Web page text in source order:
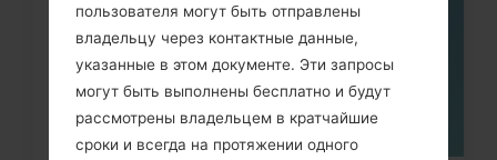
пользователя могут быть отправлены
владельцу через контактные данные,
указанные в этом документе. Эти запросы
могут быть выполнены бесплатно и будут
рассмотрены владельцем в кратчайшие
сроки и всегда на протяжении одного